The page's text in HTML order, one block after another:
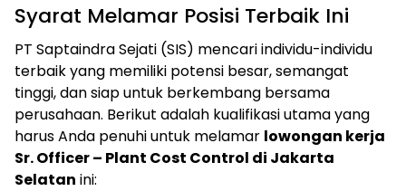
Syarat Melamar Posisi Terbaik Ini
PT Saptaindra Sejati (SIS) mencari individu-individu
terbaik yang memiliki potensi besar, semangat
tinggi, dan siap untuk berkembang bersama
perusahaan. Berikut adalah kualifikasi utama yang
harus Anda penuhi untuk melamar lowongan kerja
Sr. Officer – Plant Cost Control di Jakarta
Selatan ini: